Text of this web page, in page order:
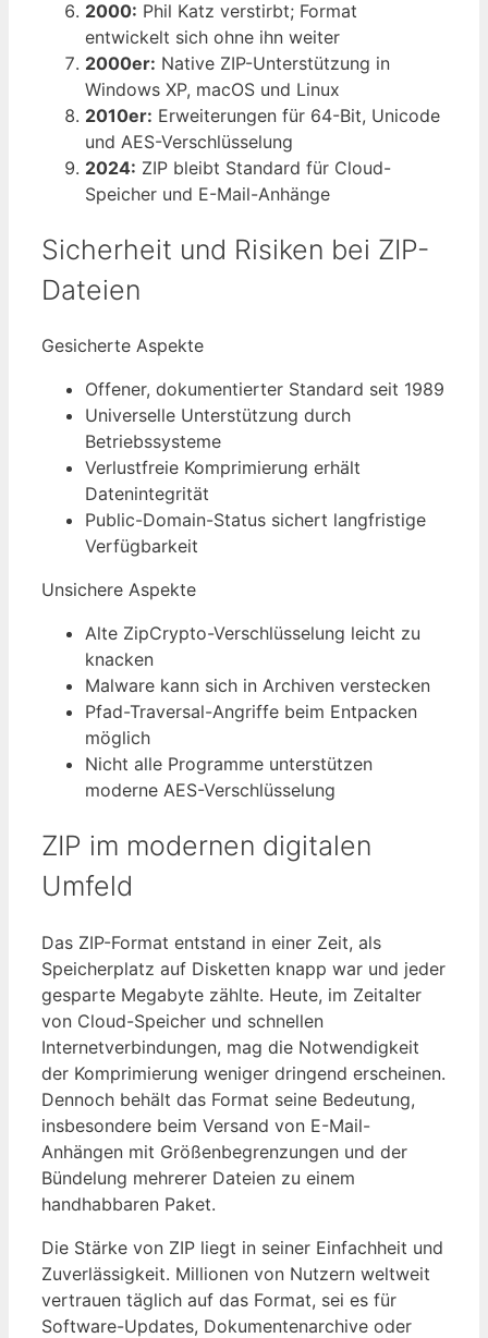
2000: Phil Katz verstirbt; Format
entwickelt sich ohne ihn weiter
2000er: Native ZIP-Unterstützung in
Windows XP, macOS und Linux
2010er: Erweiterungen für 64-Bit, Unicode
und AES-Verschlüsselung
2024: ZIP bleibt Standard für Cloud-
Speicher und E-Mail-Anhänge
Sicherheit und Risiken bei ZIP-
Dateien
Gesicherte Aspekte
Offener, dokumentierter Standard seit 1989
Universelle Unterstützung durch
Betriebssysteme
Verlustfreie Komprimierung erhält
Datenintegrität
Public-Domain-Status sichert langfristige
Verfügbarkeit
Unsichere Aspekte
Alte ZipCrypto-Verschlüsselung leicht zu
knacken
Malware kann sich in Archiven verstecken
Pfad-Traversal-Angriffe beim Entpacken
möglich
Nicht alle Programme unterstützen
moderne AES-Verschlüsselung
ZIP im modernen digitalen
Umfeld
Das ZIP-Format entstand in einer Zeit, als
Speicherplatz auf Disketten knapp war und jeder
gesparte Megabyte zählte. Heute, im Zeitalter
von Cloud-Speicher und schnellen
Internetverbindungen, mag die Notwendigkeit
der Komprimierung weniger dringend erscheinen.
Dennoch behält das Format seine Bedeutung,
insbesondere beim Versand von E-Mail-
Anhängen mit Größenbegrenzungen und der
Bündelung mehrerer Dateien zu einem
handhabbaren Paket.
Die Stärke von ZIP liegt in seiner Einfachheit und
Zuverlässigkeit. Millionen von Nutzern weltweit
vertrauen täglich auf das Format, sei es für
Software-Updates, Dokumentenarchive oder